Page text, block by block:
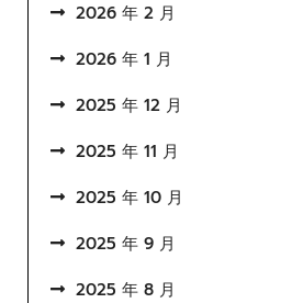
2026 年 2 月
2026 年 1 月
2025 年 12 月
2025 年 11 月
2025 年 10 月
2025 年 9 月
2025 年 8 月